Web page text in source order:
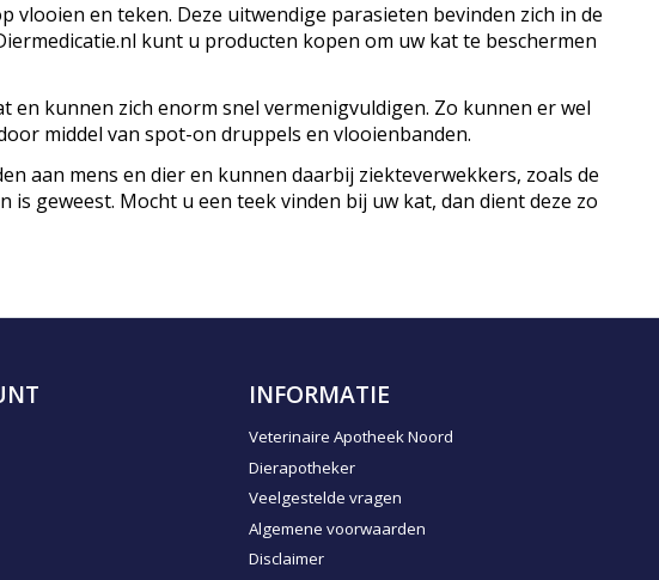
en teken. Deze uitwendige parasieten bevinden zich in de
kunt u producten kopen om uw kat te beschermen
en kunnen zich enorm snel vermenigvuldigen. Zo kunnen er wel
middel van spot-on druppels en vlooienbanden.
aan mens en dier en kunnen daarbij ziekteverwekkers, zoals de
geweest. Mocht u een teek vinden bij uw kat, dan dient deze zo
INFORMATIE
Veterinaire Apotheek Noord
Dierapotheker
Veelgestelde vragen
Algemene voorwaarden
Disclaimer